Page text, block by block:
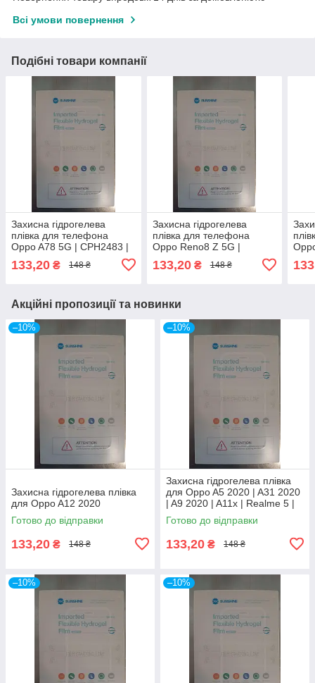
Всі умови повернення
Подібні товари компанії
Захисна гідрогелева
плівка для телефона
Oppo A78 5G | CPH2483 |
133,20 ₴ 148 ₴
Захисна гідрогелева
плівка для телефона
Oppo Reno8 Z 5G |
133,20₴ 148 ₴
Акційні пропозиції та новинки
–10%
Захисна гідрогелева плівка
для Oppo A12 2020
Готово до відправки
133,20 ₴ 148 ₴
–10%
Захисна гідрогелева плівка
для Oppo A5 2020 | A31 2020
| A9 2020 | A11x | Realme 5 |
C3 | 5i | 5s | 6i
Готово до відправки
133,20 ₴ 148 ₴
–10% –10%